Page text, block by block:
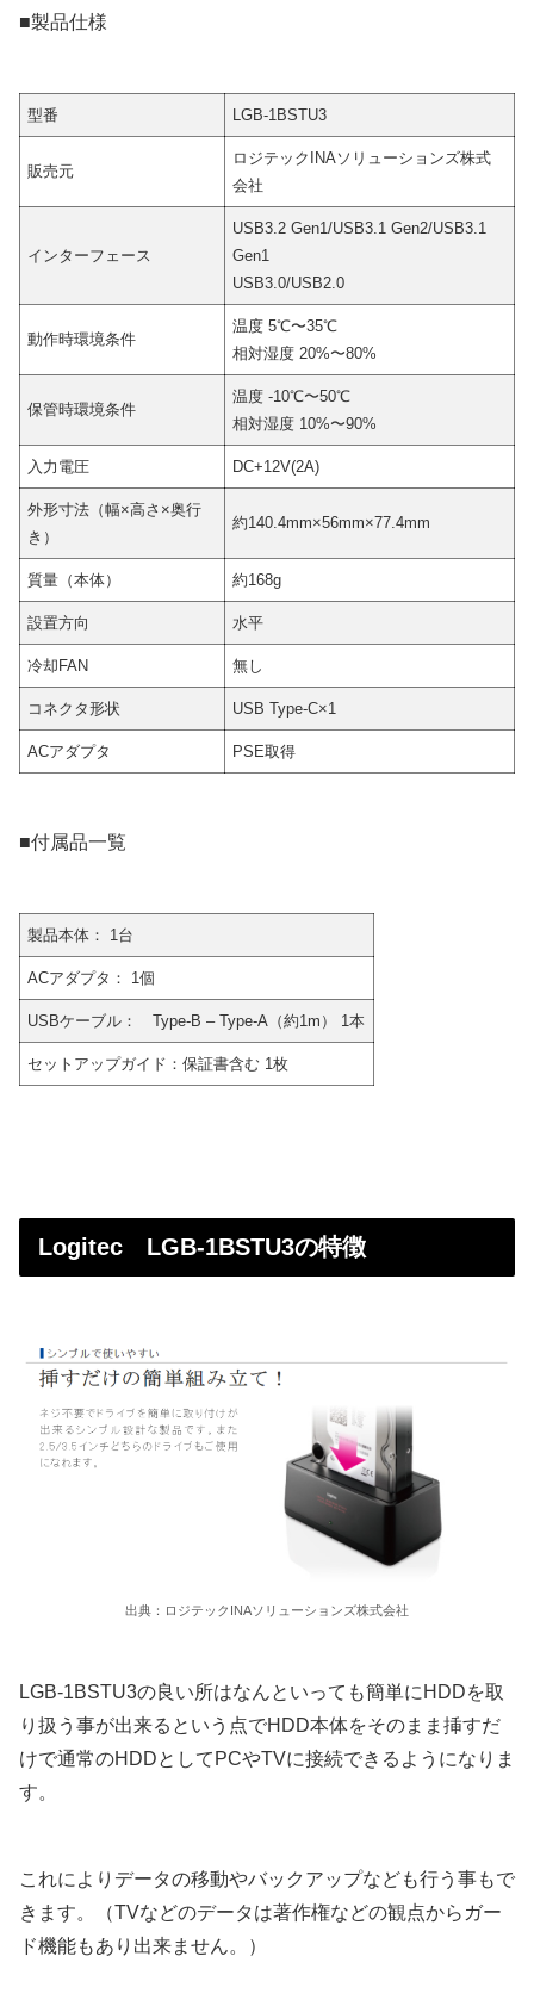
■製品仕様
型番 LGB-1BSTU3
販売元
ロジテックINAソリューションズ株式
会社
インターフェース
USB3.2 Gen1/USB3.1 Gen2/USB3.1
Gen1
USB3.0/USB2.0
動作時環境条件
温度 5℃〜35℃
相対湿度 20%〜80%
保管時環境条件
温度 -10℃〜50℃
相対湿度 10%〜90%
入力電圧 DC+12V(2A)
外形寸法（幅×高さ×奥行
き）
約140.4mm×56mm×77.4mm
質量（本体） 約168g
設置方向 水平
冷却FAN 無し
コネクタ形状 USB Type-C×1
ACアダプタ PSE取得
■付属品一覧
製品本体： 1台
ACアダプタ： 1個
USBケーブル： Type-B – Type-A（約1m） 1本
セットアップガイド：保証書含む 1枚
Logitec LGB-1BSTU3の特徴
出典：ロジテックINAソリューションズ株式会社
LGB-1BSTU3の良い所はなんといっても簡単にHDDを取
り扱う事が出来るという点でHDD本体をそのまま挿すだ
けで通常のHDDとしてPCやTVに接続できるようになりま
す。
これによりデータの移動やバックアップなども行う事もで
きます。（TVなどのデータは著作権などの観点からガー
ド機能もあり出来ません。）